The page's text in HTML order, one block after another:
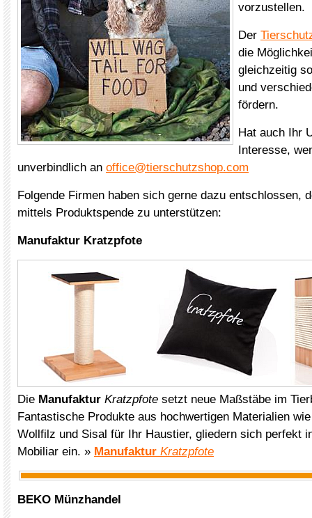
vorzustellen.
Der
die
gleichzeitig
und
fördern.
Hat auch Ihr
Interesse,
unverbindlich an office@tierschutzshop.com
Folgende Firmen haben sich gerne dazu entschlossen,
mittels Produktspende zu unterstützen:
Manufaktur Kratzpfote
Die Manufaktur Kratzpfote setzt neue Maßstäbe im
Fantastische Produkte aus hochwertigen Materialien
Wollfilz und Sisal für Ihr Haustier, gliedern sich perfekt
Mobiliar ein. » Manufaktur Kratzpfote
BEKO Münzhandel